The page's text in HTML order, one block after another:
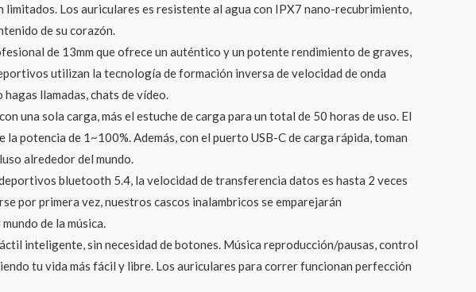
Los auriculares es resistente al agua con IPX7 nano-recubrimiento,
de su corazón.
de 13mm que ofrece un auténtico y un potente rendimiento de graves,
utilizan la tecnología de formación inversa de velocidad de onda
llamadas, chats de vídeo.
una sola carga, más el estuche de carga para un total de 50 horas de uso. El
potencia de 1~100%. Además, con el puerto USB-C de carga rápida, toman
alrededor del mundo.
bluetooth 5.4, la velocidad de transferencia datos es hasta 2 veces
por primera vez, nuestros cascos inalambricos se emparejarán
de la música.
inteligente, sin necesidad de botones. Música reproducción/pausas, control
tu vida más fácil y libre. Los auriculares para correr funcionan perfección